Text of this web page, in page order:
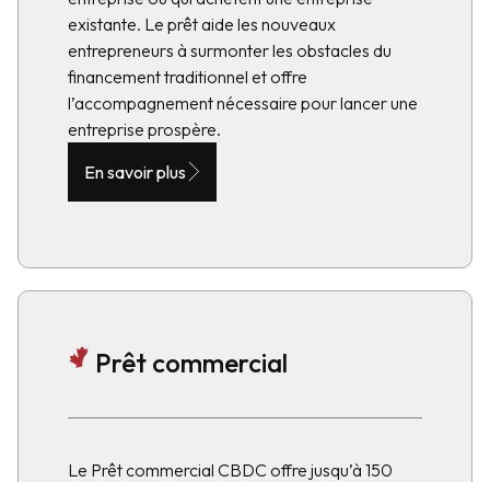
existante. Le prêt aide les nouveaux
entrepreneurs à surmonter les obstacles du
financement traditionnel et offre
l’accompagnement nécessaire pour lancer une
entreprise prospère.
En savoir plus
Prêt commercial
Le Prêt commercial CBDC offre jusqu’à 150